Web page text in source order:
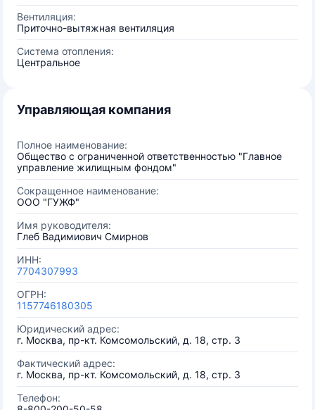
Вентиляция:
Приточно-вытяжная вентиляция
Система отопления:
Центральное
Управляющая компания
Полное наименование:
Общество с ограниченной ответственностью "Главное
управление жилищным фондом"
Сокращенное наименование:
ООО "ГУЖФ"
Имя руководителя:
Глеб Вадимиович Смирнов
ИНН:
7704307993
ОГРН:
1157746180305
Юридический адрес:
г. Москва, пр-кт. Комсомольский, д. 18, стр. 3
Фактический адрес:
г. Москва, пр-кт. Комсомольский, д. 18, стр. 3
Телефон: